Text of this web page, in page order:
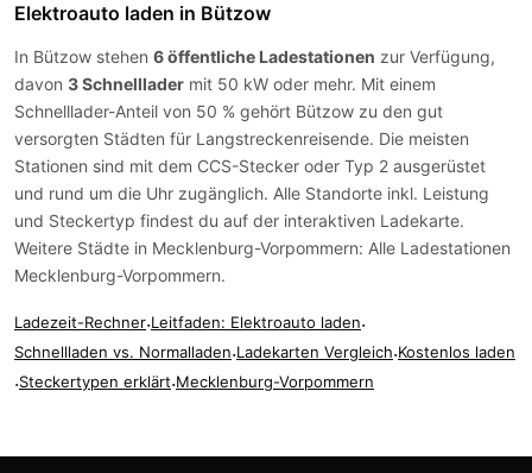
Elektroauto laden in Bützow
In Bützow stehen 6 öffentliche Ladestationen zur Verfügung,
davon 3 Schnelllader mit 50 kW oder mehr. Mit einem
Schnelllader-Anteil von 50 % gehört Bützow zu den gut
versorgten Städten für Langstreckenreisende. Die meisten
Stationen sind mit dem CCS-Stecker oder Typ 2 ausgerüstet
und rund um die Uhr zugänglich. Alle Standorte inkl. Leistung
und Steckertyp findest du auf der interaktiven Ladekarte.
Weitere Städte in Mecklenburg-Vorpommern: Alle Ladestationen
Mecklenburg-Vorpommern.
Ladezeit-Rechner·Leitfaden: Elektroauto laden·
Schnellladen vs. Normalladen·Ladekarten Vergleich·Kostenlos laden
·Steckertypen erklärt·Mecklenburg-Vorpommern